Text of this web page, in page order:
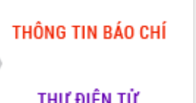
về
tế